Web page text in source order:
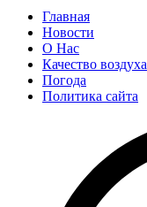
Главная
Новости
О Нас
Качество воздуха
Погода
Политика сайта